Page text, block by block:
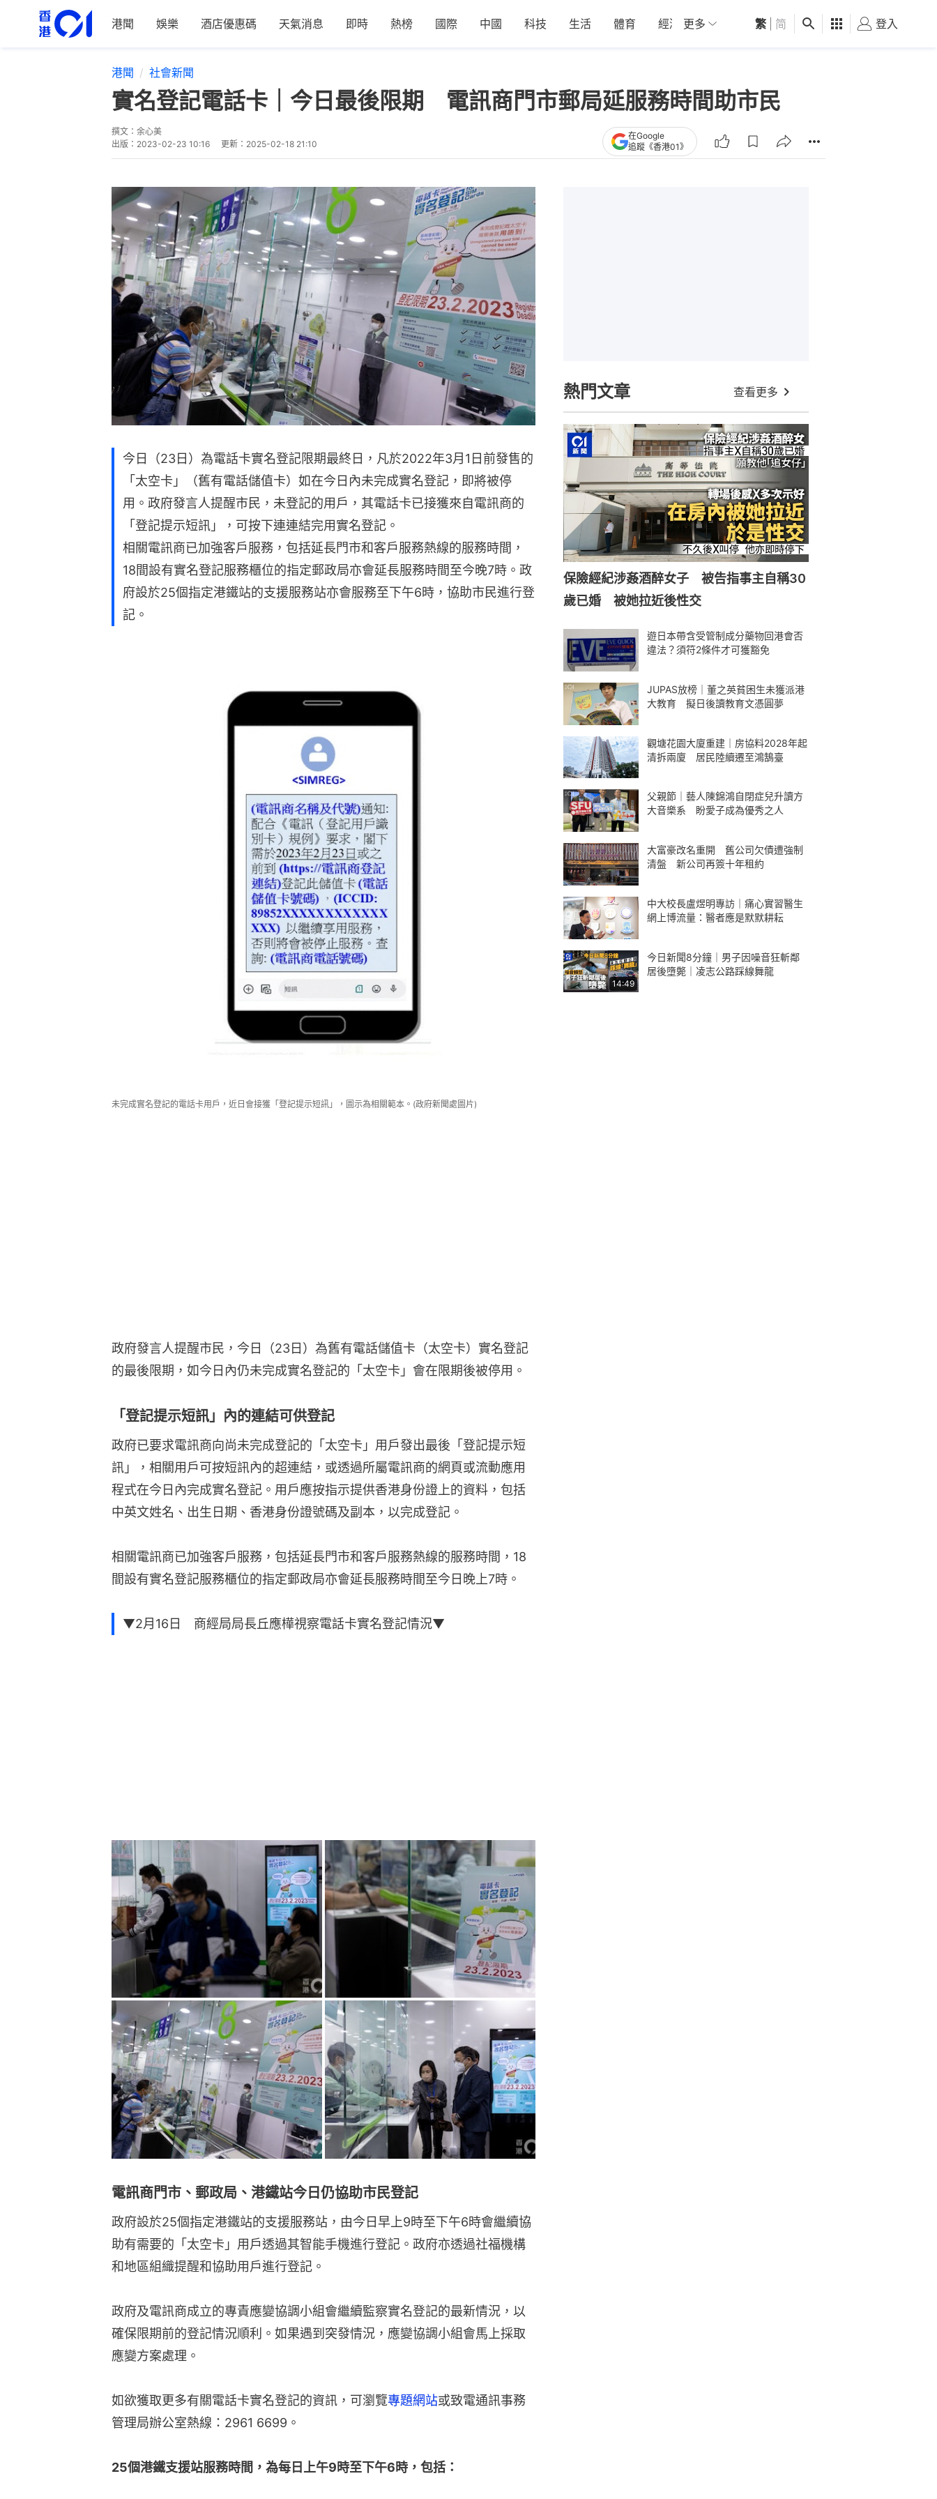
港聞 娛樂 酒店優惠碼 天氣消息 即時 熱榜 國際 中國 科技 生活 體育 經濟 01深圳 觀點 健康 好食玩飛
更多 繁 简 登入
港聞 社會新聞
實名登記電話卡｜今日最後限期 電訊商門市郵局延服務時間助市民
撰文： 余心美
出版： 2023-02-23 10:16 更新： 2025-02-18 21:10
在Google
追蹤《香港01》
今日（23日）為電話卡實名登記限期最終日，凡於2022年3月1日前發售的
「太空卡」（舊有電話儲值卡）如在今日內未完成實名登記，即將被停
用。政府發言人提醒市民，未登記的用戶，其電話卡已接獲來自電訊商的
「登記提示短訊」，可按下連連結完用實名登記。
相關電訊商已加強客戶服務，包括延長門市和客戶服務熱線的服務時間，
18間設有實名登記服務櫃位的指定郵政局亦會延長服務時間至今晚7時。政
府設於25個指定港鐵站的支援服務站亦會服務至下午6時，協助市民進行登
記。
未完成實名登記的電話卡用戶，近日會接獲「登記提示短訊」，圖示為相關範本。(政府新聞處圖片)
政府發言人提醒市民，今日（23日）為舊有電話儲值卡（太空卡）實名登記
的最後限期，如今日內仍未完成實名登記的「太空卡」會在限期後被停用。
「登記提示短訊」內的連結可供登記
政府已要求電訊商向尚未完成登記的「太空卡」用戶發出最後「登記提示短
訊」，相關用戶可按短訊內的超連結，或透過所屬電訊商的網頁或流動應用
程式在今日內完成實名登記。用戶應按指示提供香港身份證上的資料，包括
中英文姓名、出生日期、香港身份證號碼及副本，以完成登記。
相關電訊商已加強客戶服務，包括延長門市和客戶服務熱線的服務時間，18
間設有實名登記服務櫃位的指定郵政局亦會延長服務時間至今日晚上7時。
▼2月16日 商經局局長丘應樺視察電話卡實名登記情況▼
電訊商門市、郵政局、港鐵站今日仍協助市民登記
政府設於25個指定港鐵站的支援服務站，由今日早上9時至下午6時會繼續協
助有需要的「太空卡」用戶透過其智能手機進行登記。政府亦透過社福機構
和地區組織提醒和協助用戶進行登記。
政府及電訊商成立的專責應變協調小組會繼續監察實名登記的最新情況，以
確保限期前的登記情況順利。如果遇到突發情況，應變協調小組會馬上採取
應變方案處理。
如欲獲取更多有關電話卡實名登記的資訊，可瀏覽專題網站或致電通訊事務
管理局辦公室熱線：2961 6699。
25個港鐵支援站服務時間，為每日上午9時至下午6時，包括：
熱門文章 查看更多
保險經紀涉姦酒醉女子 被告指事主自稱30
歲已婚 被她拉近後性交
遊日本帶含受管制成分藥物回港會否
違法？須符2條件才可獲豁免
JUPAS放榜｜董之英貧困生未獲派港
大教育 擬日後讀教育文憑圓夢
觀塘花園大廈重建｜房協料2028年起
清拆兩廈 居民陸續遷至鴻鵠臺
父親節｜藝人陳錦鴻自閉症兒升讀方
大音樂系 盼愛子成為優秀之人
大富豪改名重開 舊公司欠債遭強制
清盤 新公司再簽十年租約
中大校長盧煜明專訪｜痛心實習醫生
網上博流量：醫者應是默默耕耘
14:49
今日新聞8分鐘｜男子因噪音狂斬鄰
居後墮斃｜凌志公路踩線舞龍